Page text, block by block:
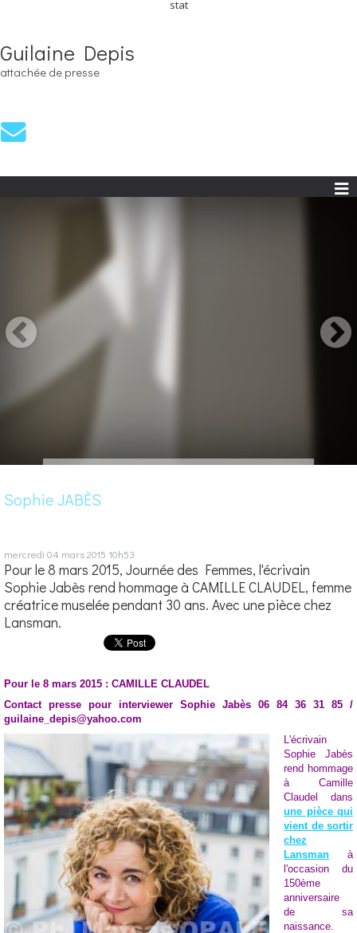
stat
Guilaine Depis
attachée de presse
Sophie JABÈS
mercredi 04 mars 2015 10h53
Pour le 8 mars 2015, Journée des Femmes, l'écrivain
Sophie Jabès rend hommage à CAMILLE CLAUDEL, femme
créatrice muselée pendant 30 ans. Avec une pièce chez
Lansman.
Pour le 8 mars 2015 : CAMILLE CLAUDEL
Contact presse pour interviewer Sophie Jabès 06 84 36 31 85 /
guilaine_depis@yahoo.com
L'écrivain
Sophie Jabès
rend hommage
à Camille
Claudel dans
une pièce qui
vient de sortir
chez
Lansman à
l'occasion du
150ème
anniversaire
de sa
naissance.